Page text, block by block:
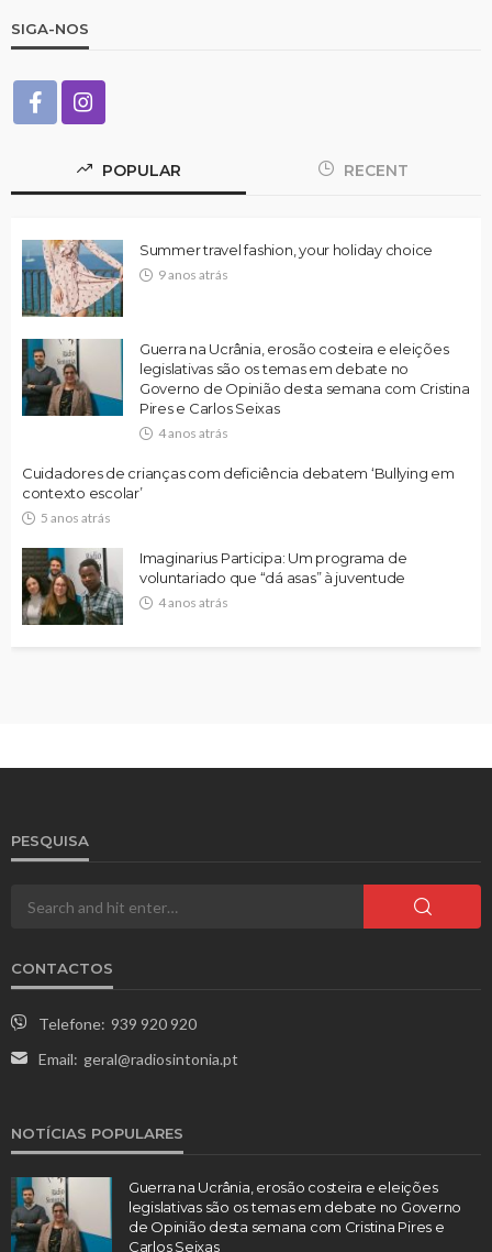
SIGA-NOS
POPULAR RECENT
Summer travel fashion, your holiday choice
9 anos atrás
Guerra na Ucrânia, erosão costeira e eleições
legislativas são os temas em debate no
Governo de Opinião desta semana com Cristina
Pires e Carlos Seixas
4 anos atrás
Cuidadores de crianças com deficiência debatem ‘Bullying em
contexto escolar’
5 anos atrás
Imaginarius Participa: Um programa de
voluntariado que “dá asas” à juventude
4 anos atrás
PESQUISA
CONTACTOS
Telefone: 939 920 920
Email: geral@radiosintonia.pt
NOTÍCIAS POPULARES
Guerra na Ucrânia, erosão costeira e eleições
legislativas são os temas em debate no Governo
de Opinião desta semana com Cristina Pires e
Carlos Seixas